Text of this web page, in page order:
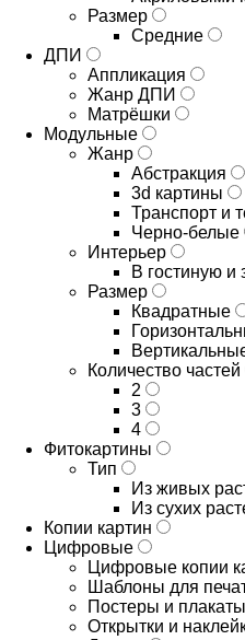
Размер
Средние
ДПИ
Аппликация
Жанр ДПИ
Матрёшки
Модульные
Жанр
Абстракция
3d картины
Транспорт и
Черно-белые
Интерьер
В гостиную и
Размер
Квадратные
Количество частей
2
3
4
Фитокартины
Тип
Из живых
Из сухих
Копии картин
Цифровые
Цифровые копии
Шаблоны для
Постеры и плакаты
Открытки и